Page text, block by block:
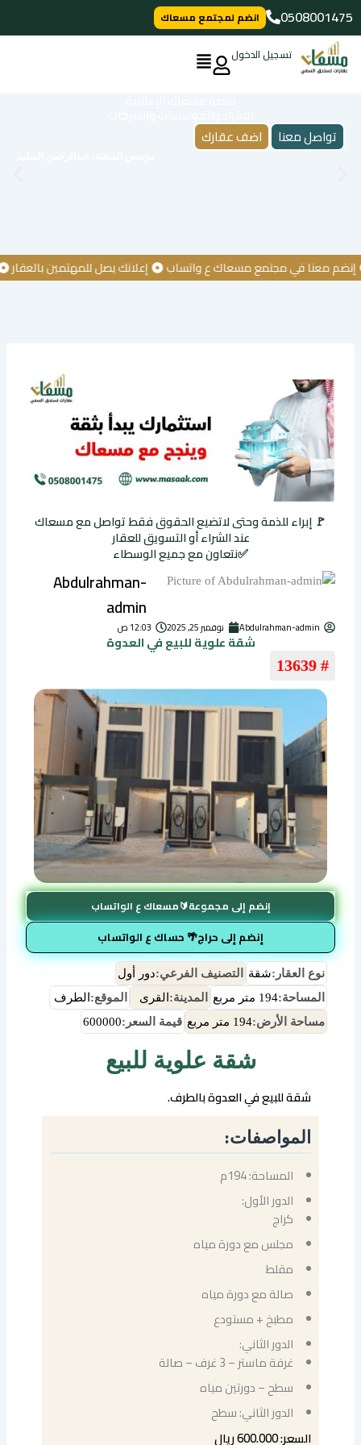
تخطي
إلى
المحتوى
0508001475
انضم لمجتمع مسعاك
تسجيل الدخول
تواصل معنا اضف عقارك
معنا في مجتمع مسعاك ع واتساب إعلانك يصل للمهتمين بالعقار كن
🚩 إبراء للذمة وحتى لاتضيع الحقوق فقط تواصل مع مسعاك
عند الشراء أو التسويق للعقار
✅نتعاون مع جميع الوسطاء
Abdulrahman-
admin
Abdulrahman-admin نوفمبر 25, 2025 12:03 ص
شقة علوية للبيع في العدوة
# 13639
إنضم إلى مجموعة🔰مسعاك ع الواتساب
إنضم إلى حراج🌴 حساك ع الواتساب
نوع العقار:شقة التصنيف الفرعي:دور أول
المساحة:194 متر مربع المدينة: القرى الموقع: الطرف
مساحة الأرض:194 متر مربع قيمة السعر:600000
شقة علوية للبيع
شقة للبيع في العدوة بالطرف.
المواصفات:
المساحة: 194م
الدور الأول:
كراج
مجلس مع دورة مياه
مقلط
صالة مع دورة مياه
مطبخ + مستودع
الدور الثاني:
غرفة ماستر – 3 غرف – صالة
سطح – دورتين مياه
الدور الثاني: سطح
السعر: 600.000 ريال